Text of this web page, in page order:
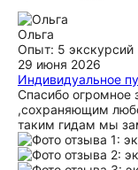
Ольга
Опыт: 5 экскурсий
29 июня 2026
Индивидуальное
Спасибо огромное
,сохраняющим
таким гидам мы